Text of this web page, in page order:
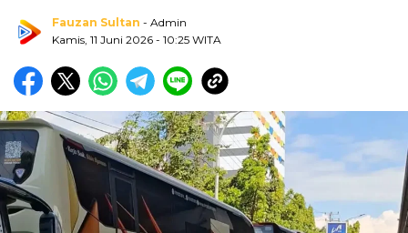
Fauzan Sultan - Admin
Kamis, 11 Juni 2026 - 10:25 WITA